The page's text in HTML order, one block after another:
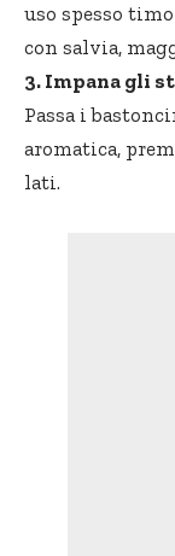
uso spesso
con salvia,
3. Impana gli
Passa i
aromatica,
lati.